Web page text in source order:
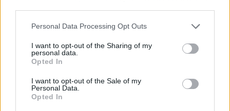
Please note that this website/app uses one or more Google
not limited to your visit or usage behaviour. You may click to
grant or deny consent to Google and its third-party tags to
use your data for below specified purposes in below Google
consent section.
Personal Data Processing Opt Outs
I want to opt-out of the Sharing of my
personal data.
Opted In
I want to opt-out of the Sale of my
Personal Data.
Opted In
Εφορεία Γενικής Εφορείας: Γενικός Έφορος
Αγαπητές μου Ανιχνεύτριες, Αγαπητοί μου
Αυτές τις μέρες ξεκινά για εσάς μια περίοδος